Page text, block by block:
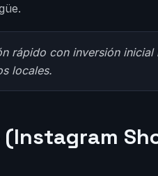
rápido con inversión
locales.